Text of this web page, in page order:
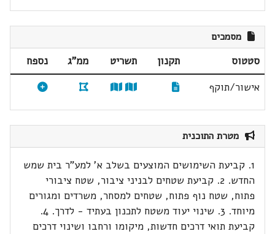
מסמכים
סטטוס תקנון תשריט ממ"ג
נספח
אישור/תוקף
מטרת התוכנית
1. קביעת השימושים המוצעים בשלב א' למע"ר בית שמש
החדש. 2. קביעת שטחים לבניני ציבור, שטח ציבורי
פתוח, שטח נוף פתוח, שטחים למסחר, משרדים ומגורים
מיוחד. 3. שינוי יעוד משטח לתכנון בעתיד - לדרך. 4.
קביעת תואי דרכים חדשות, מיקומו ורחבו ושינוי דרכים